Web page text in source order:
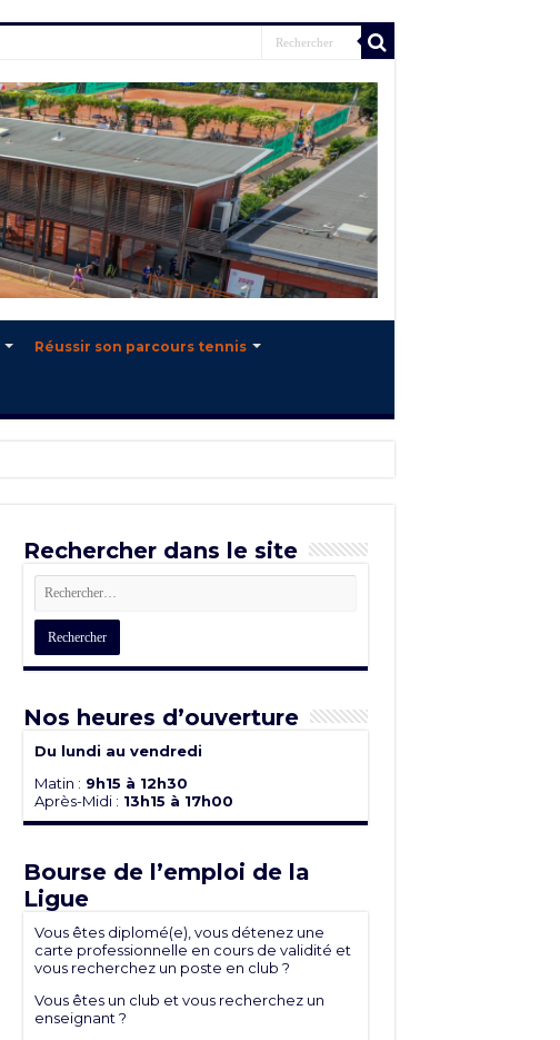
Réussir son parcours tennis
Rechercher dans le site
Nos heures d’ouverture
Du lundi au vendredi
Matin : 9h15 à 12h30
Après-Midi : 13h15 à 17h00
Bourse de l’emploi de la
Ligue
Vous êtes diplomé(e), vous détenez une
carte professionnelle en cours de validité et
vous recherchez un poste en club ?
Vous êtes un club et vous recherchez un
enseignant ?